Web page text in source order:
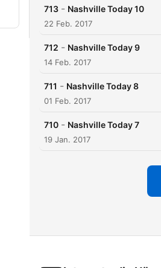
713 - Nashville Today 10
22 Feb. 2017
712 - Nashville Today 9
14 Feb. 2017
711 - Nashville Today 8
01 Feb. 2017
710 - Nashville Today 7
19 Jan. 2017